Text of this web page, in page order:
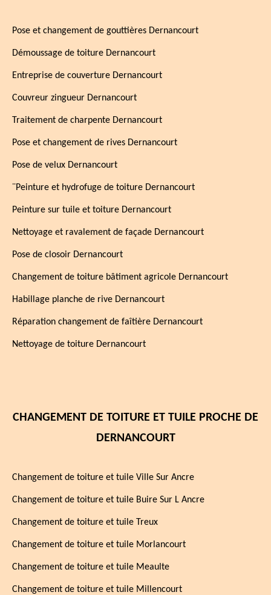
Pose et changement de gouttières Dernancourt
Démoussage de toiture Dernancourt
Entreprise de couverture Dernancourt
Couvreur zingueur Dernancourt
Traitement de charpente Dernancourt
Pose et changement de rives Dernancourt
Pose de velux Dernancourt
¨Peinture et hydrofuge de toiture Dernancourt
Peinture sur tuile et toiture Dernancourt
Nettoyage et ravalement de façade Dernancourt
Pose de closoir Dernancourt
Changement de toiture bâtiment agricole Dernancourt
Habillage planche de rive Dernancourt
Réparation changement de faîtière Dernancourt
Nettoyage de toiture Dernancourt
CHANGEMENT DE TOITURE ET TUILE PROCHE DE
DERNANCOURT
Changement de toiture et tuile Ville Sur Ancre
Changement de toiture et tuile Buire Sur L Ancre
Changement de toiture et tuile Treux
Changement de toiture et tuile Morlancourt
Changement de toiture et tuile Meaulte
Changement de toiture et tuile Millencourt